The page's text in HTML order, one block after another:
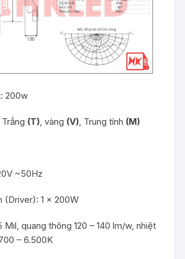
: 200w
Trắng (T) , vàng (V) , Trung tính (M)
~50Hz
(Driver): 1 x 200W
Mil, quang thông 120 – 140 lm/w, nhiệt
– 6.500K